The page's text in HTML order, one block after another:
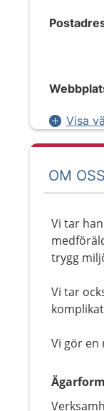
Visa
OM OSS
Vi tar
trygg
Vi tar
Vi gör
Ägarform